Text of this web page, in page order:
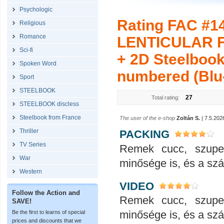
Psychologic
Religious
Romance
Sci-fi
Spoken Word
Sport
STEELBOOK
STEELBOOK discless
Steelbook from France
Thriller
TV Series
War
Western
Follow the Action and
SAVE!
Be the first to learns of special
prices and discounts that we
Rating FAC
LENTICULAR
+ 2D
numbered
Total rating: 27
The user of the e-shop Zoltán S. |
PACKING
Remek cucc,
minősége is, és a
VIDEO
Remek cucc,
minősége is, és a